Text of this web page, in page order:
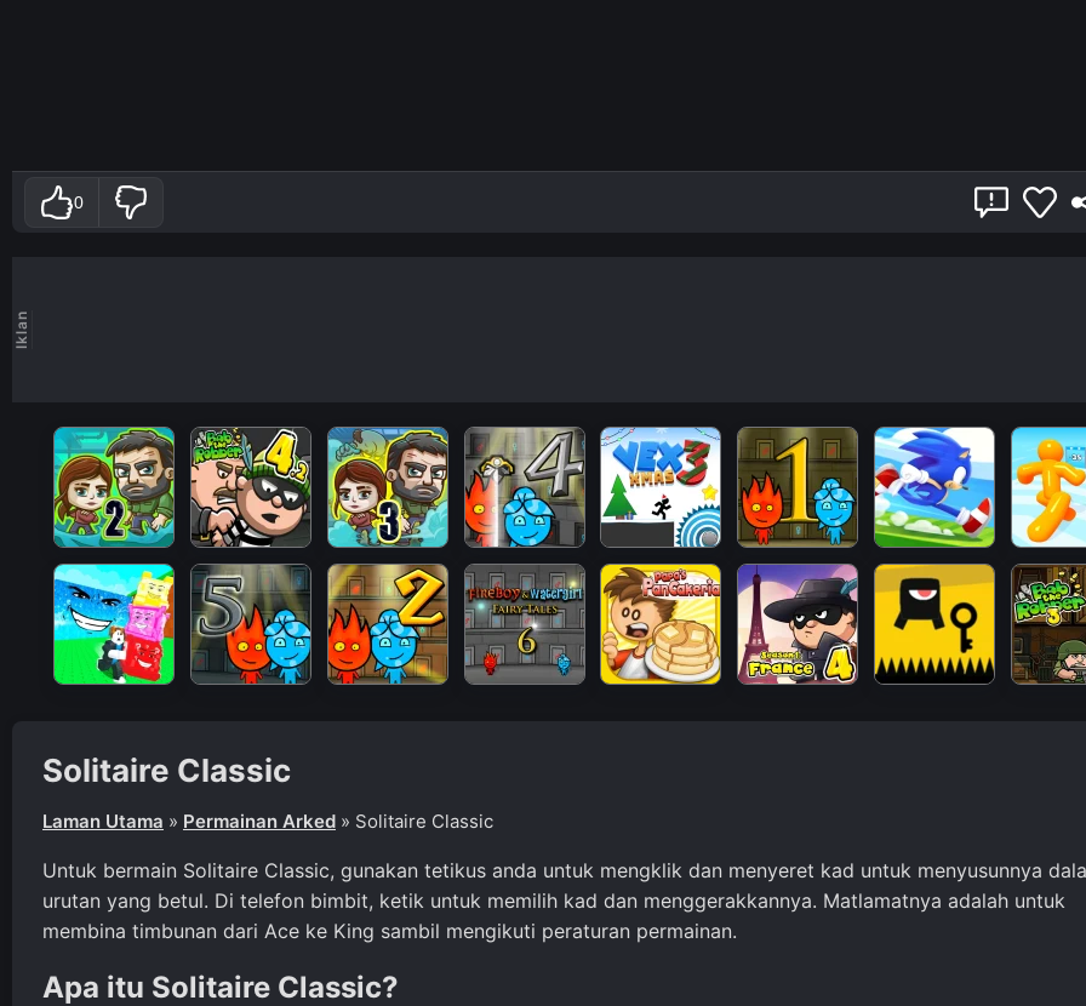
Solitaire Classic
Laman Utama » Permainan Arked » Solitaire Classic
Untuk bermain Solitaire Classic, gunakan tetikus anda untuk mengklik dan menyeret kad untuk menyusunnya
urutan yang betul. Di telefon bimbit, ketik untuk memilih kad dan menggerakkannya. Matlamatnya adalah untuk
membina timbunan dari Ace ke King sambil mengikuti peraturan permainan.
Apa itu Solitaire Classic?
0
Iklan